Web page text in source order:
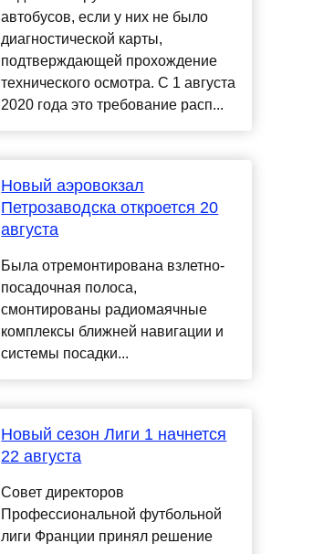
автобусов, если у них не было
диагностической карты,
подтверждающей прохождение
технического осмотра. С 1 августа
2020 года это требование расп...
Новый аэровокзал
Петрозаводска откроется 20
августа
Была отремонтирована взлетно-
посадочная полоса,
смонтированы радиомаячные
комплексы ближней навигации и
системы посадки...
Новый сезон Лиги 1 начнется
22 августа
Совет директоров
Профессиональной футбольной
лиги Франции принял решение